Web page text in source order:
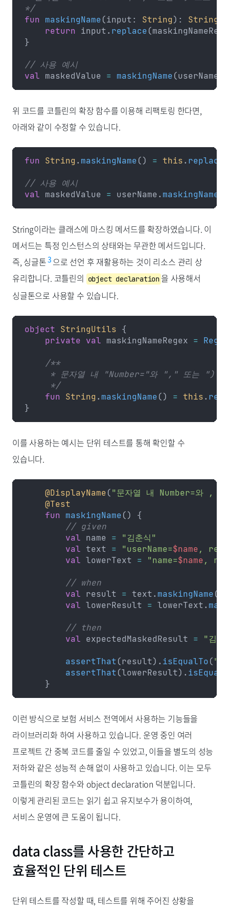
*/
fun maskingName(input: String): String
    return
input. replace
}
// 사용 예시
val maskedValue = maskingName(userName)
위 코드를 코틀린의 확장 함수를 이용해 리팩토링 한다면,
아래와 같이 수정할 수 있습니다.
fun String . maskingName() = this. replace
// 사용 예시
val maskedValue = userName. maskingName
String이라는 클래스에 마스킹 메서드를 확장하였습니다. 이
메서드는 특정 인스턴스의 상태와는 무관한 메서드입니다.
즉, 싱글톤3 으로 선언 후 재활용하는 것이 리소스 관리 상
유리합니다. 코틀린의 object declaration 을 사용해서
싱글톤으로 사용할 수 있습니다.
object StringUtils {
    private
val maskingNameRegex = Regex
    /**
* 문자열 내 "Number="와 "," 또는 ")"으
     */
    fun
String . maskingName() = this.
}
이를 사용하는 예시는 단위 테스트를 통해 확인할 수
있습니다.
    @DisplayName
("문자열 내 Number=와 , 또
    @Test
    fun
maskingName() {
        // given
        val
name = "김춘식"
        val
text = "userName=$name,
        val
lowerText = "name=$name,
        // when
        val
result = text. maskingName()
        val
lowerResult = lowerText.
        // then
        val
expectedMaskedResult = "김*"
        assertThat
(result). isEqualTo(
        assertThat
(lowerResult).
    }
이런 방식으로 보험 서비스 전역에서 사용하는 기능들을
라이브러리화 하여 사용하고 있습니다. 운영 중인 여러
프로젝트 간 중복 코드를 줄일 수 있었고, 이들을 별도의 성능
저하와 같은 성능적 손해 없이 사용하고 있습니다. 이는 모두
코틀린의 확장 함수와 object declaration 덕분입니다.
이렇게 관리된 코드는 읽기 쉽고 유지보수가 용이하여,
서비스 운영에 큰 도움이 됩니다.
data class를 사용한 간단하고
효율적인 단위 테스트
단위 테스트를 작성할 때, 테스트를 위해 주어진 상황을